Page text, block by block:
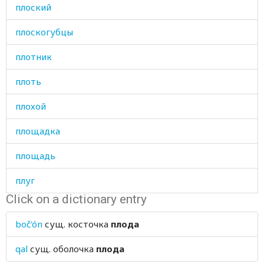
плоский
плоскогубцы
плотник
плоть
плохой
площадка
площадь
плуг
плут
плутовать
плыть
Click on a dictionary entry
boč'ón сущ. косточка плода
qal сущ. оболочка плода